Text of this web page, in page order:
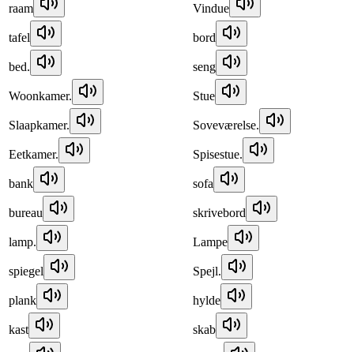
raam Vindue
tafel bord
bed. seng
Woonkamer. Stue
Slaapkamer. Soveværelse.
Eetkamer. Spisestue.
bank sofa
bureau skrivebord
lamp. Lampe
spiegel Spejl.
plank hylde
kast skab